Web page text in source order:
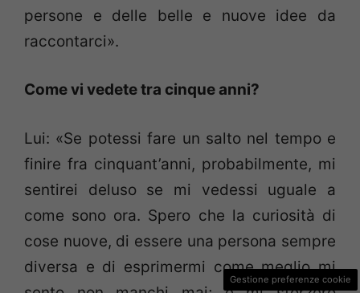
persone e delle belle e nuove idee da
raccontarci».
Come vi vedete tra cinque anni?
Lui: «Se potessi fare un salto nel tempo e
finire fra cinquant’anni, probabilmente, mi
sentirei deluso se mi vedessi uguale a
come sono ora. Spero che la curiosità di
cose nuove, di essere una persona sempre
diversa e di esprimermi come meglio mi
Gestione preferenze cookie